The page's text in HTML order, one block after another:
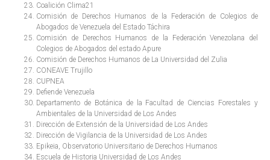
Coalición Clima21
Comisión de Derechos Humanos de la Federación de Colegios de
Abogados de Venezuela del Estado Táchira
Comisión de Derechos Humanos de la Federación Venezolana del
Colegios de Abogados del estado Apure
Comisión de Derechos Humanos de La Universidad del Zulia
CONEAVE Trujillo
CUPNEA
Defiende Venezuela
Departamento de Botánica de la Facultad de Ciencias Forestales y
Ambientales de la Universidad de Los Andes
Dirección de Extensión de la Universidad de Los Andes
Dirección de Vigilancia de la Universidad de Los Andes
Epikeia, Observatorio Universitario de Derechos Humanos
Escuela de Historia Universidad de Los Andes